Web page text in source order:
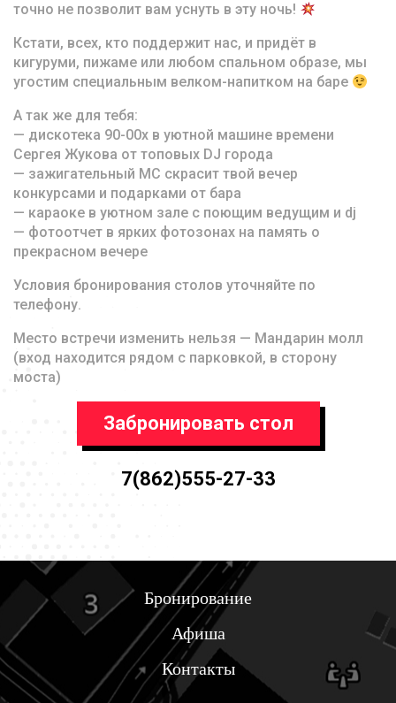
точно не позволит вам уснуть в эту ночь!
Кстати, всех, кто поддержит нас, и придёт в
кигуруми, пижаме или любом спальном образе, мы
угостим специальным велком-напитком на баре
А так же для тебя:
— дискотека 90-00х в уютной машине времени
Сергея Жукова от топовых DJ города
— зажигательный МС скрасит твой вечер
конкурсами и подарками от бара
— караоке в уютном зале с поющим ведущим и dj
— фотоотчет в ярких фотозонах на память о
прекрасном вечере
Условия бронирования столов уточняйте по
телефону.
Место встречи изменить нельзя — Мандарин молл
(вход находится рядом с парковкой, в сторону
моста)
Забронировать стол
7(862)555-27-33
Бронирование
Афиша
Контакты